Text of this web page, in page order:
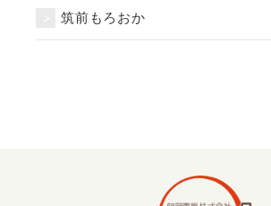
筑前もろおか